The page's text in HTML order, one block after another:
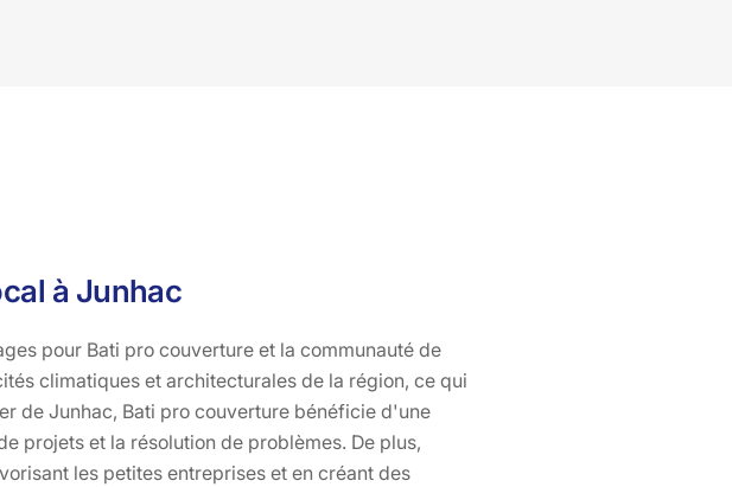
à Junhac
pour Bati pro couverture et la communauté de
climatiques et architecturales de la région, ce qui
de Junhac, Bati pro couverture bénéficie d'une
projets et la résolution de problèmes. De plus,
les petites entreprises et en créant des